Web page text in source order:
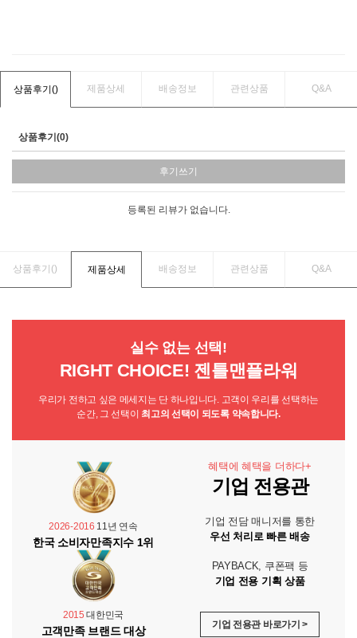
상품후기() 제품상세 배송정보 관련상품 Q&A
상품후기(0)
후기쓰기
등록된 리뷰가 없습니다.
상품후기() 제품상세 배송정보 관련상품 Q&A
실수 없는 선택!
RIGHT CHOICE! 젠틀맨플라워
우리가 전하고 싶은 메세지는 단 하나입니다. 고객이 우리를 선택하는
순간, 그 선택이 최고의 선택이 되도록 약속합니다.
2026-2016 11년 연속
한국 소비자만족지수 1위
2015 대한민국
고객만족 브랜드 대상
혜택에 혜택을 더하다+
기업 전용관
기업 전담 매니저를 통한
우선 처리로 빠른 배송
PAYBACK, 쿠폰팩 등
기업 전용 기획 상품
기업 전용관 바로가기 >